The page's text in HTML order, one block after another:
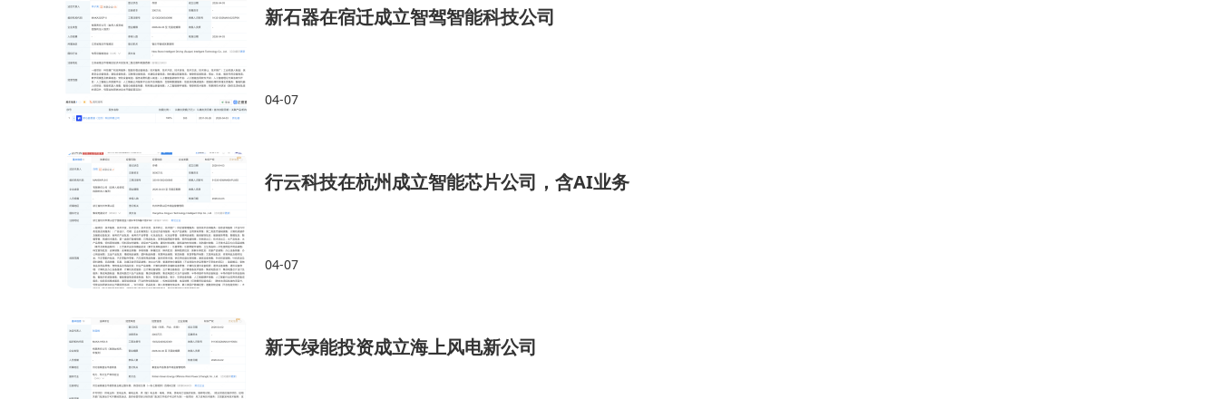
新石器在宿迁成立智驾智能科技公司
04-07
行云科技在杭州成立智能芯片公司，含AI业务
04-07
新天绿能投资成立海上风电新公司